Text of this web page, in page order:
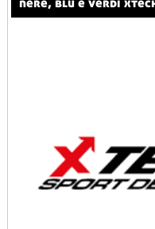
nere, blu e verdi